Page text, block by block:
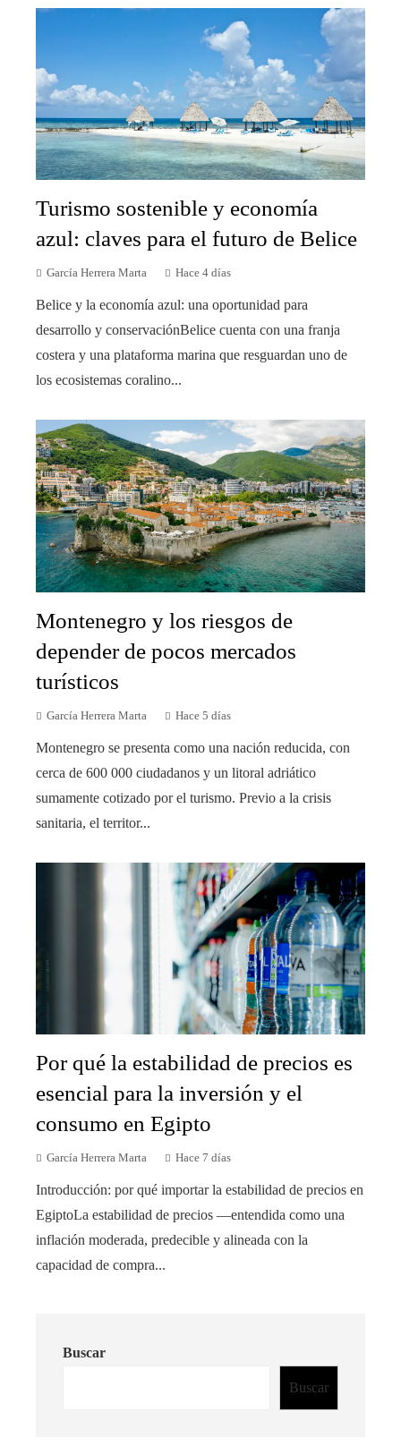
Turismo sostenible y economía
azul: claves para el futuro de Belice
García Herrera Marta Hace 4 días
Belice y la economía azul: una oportunidad para
desarrollo y conservaciónBelice cuenta con una franja
costera y una plataforma marina que resguardan uno de
los ecosistemas coralino...
Montenegro y los riesgos de
depender de pocos mercados
turísticos
García Herrera Marta Hace 5 días
Montenegro se presenta como una nación reducida, con
cerca de 600 000 ciudadanos y un litoral adriático
sumamente cotizado por el turismo. Previo a la crisis
sanitaria, el territor...
Por qué la estabilidad de precios es
esencial para la inversión y el
consumo en Egipto
García Herrera Marta Hace 7 días
Introducción: por qué importar la estabilidad de precios en
EgiptoLa estabilidad de precios —entendida como una
inflación moderada, predecible y alineada con la
capacidad de compra...
Buscar
Buscar